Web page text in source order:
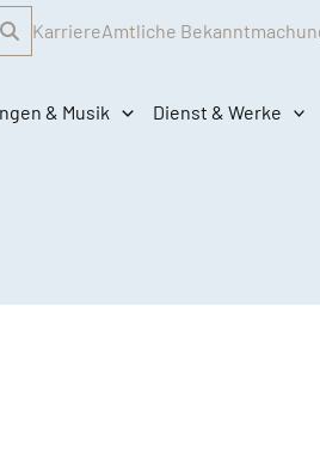
KarriereAmtliche
& Musik Dienst & Werke